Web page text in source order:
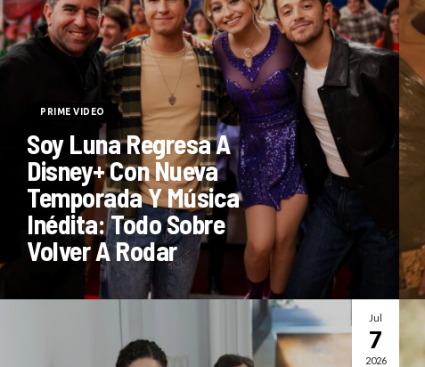
PRIME VIDEO
Soy Luna Regresa A
Disney+ Con Nueva
Temporada Y Música
Inédita: Todo Sobre
Volver A Rodar
Jul
7
2026